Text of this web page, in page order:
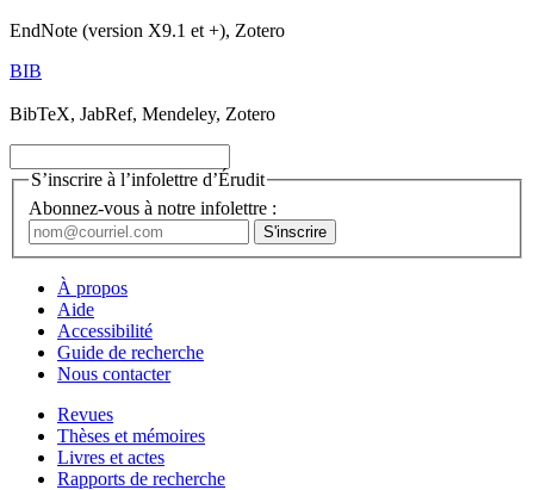
EndNote (version X9.1 et +), Zotero
BIB
BibTeX, JabRef, Mendeley, Zotero
S’inscrire à l’infolettre d’Érudit
Abonnez-vous à notre infolettre :
À propos
Aide
Accessibilité
Guide de recherche
Nous contacter
Revues
Thèses et mémoires
Livres et actes
Rapports de recherche